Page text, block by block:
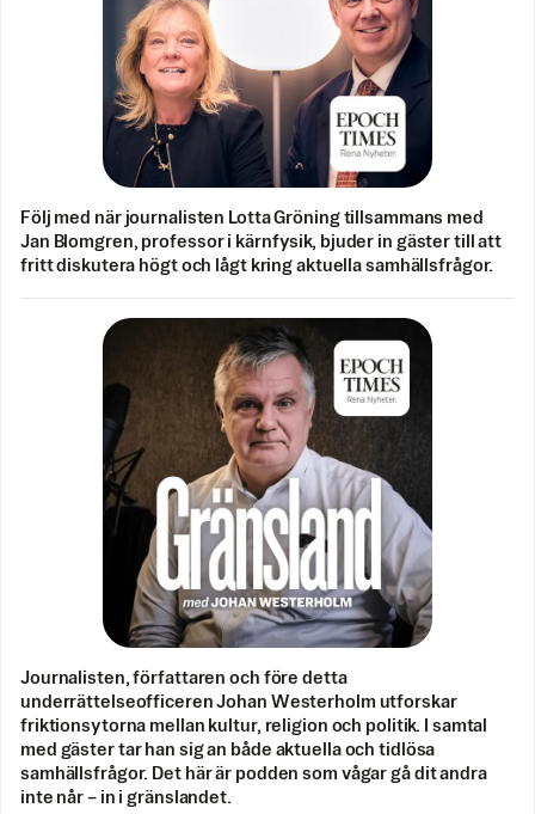
Följ med när journalisten Lotta Gröning tillsammans med
Jan Blomgren, professor i kärnfysik, bjuder in gäster till att
fritt diskutera högt och lågt kring aktuella samhällsfrågor.
Journalisten, författaren och före detta
underrättelseofficeren Johan Westerholm utforskar
friktionsytorna mellan kultur, religion och politik. I samtal
med gäster tar han sig an både aktuella och tidlösa
samhällsfrågor. Det här är podden som vågar gå dit andra
inte når – in i gränslandet.